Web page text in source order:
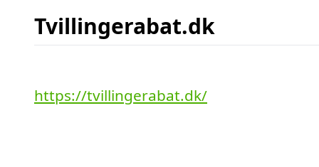
Tvillingerabat.dk
https://tvillingerabat.dk/